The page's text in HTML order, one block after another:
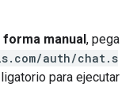
manual, pega
auth/chat.s
para ejecutar